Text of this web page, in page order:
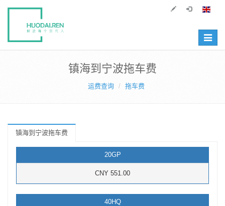
Toggle
镇海到宁波拖车费
运费查询 拖车费
镇海到宁波拖车费
20GP
CNY 551.00
40HQ